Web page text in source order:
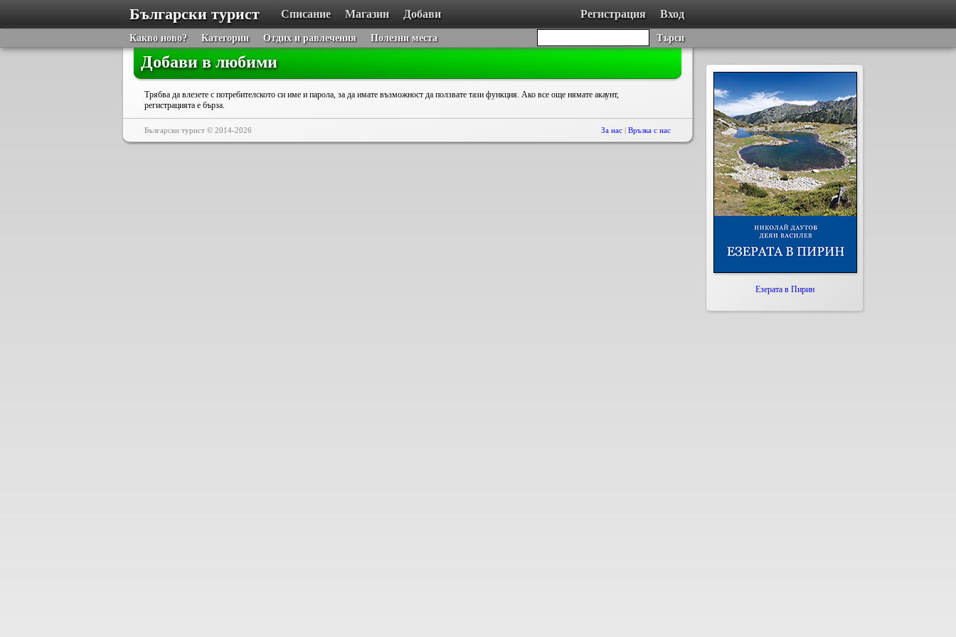
Български турист Списание Магазин Добави Вход
Регистрация
Какво ново? Категории Отдих и равлечения Полезни места Търси
Добави в любими
Трябва да влезете с потребителското си име и парола, за да имате възможност да ползвате тази функция. Ако все още нямате акаунт,
регистрацията е бърза.
Български турист © 2014-2026 За нас | Връзка с нас
Езерата в Пирин